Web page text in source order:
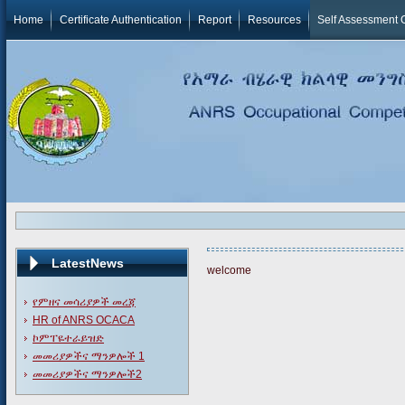
Home Certificate Authentication Report Resources Self Assessment
LatestNews
የምዘና መሳሪያዎች መረጃ
HR of ANRS OCACA
ኮምፐዬተራይዝድ
መመሪያዎችና ማንዎሎች 1
መመሪያዎችና ማንዎሎች2
welcome